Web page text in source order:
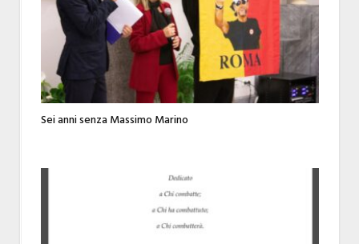
Sei anni senza Massimo Marino